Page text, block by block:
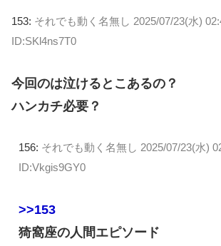
153: それでも動く名無し 2025/07/23(水)
ID:SKl4ns7T0
今回のは泣けるとこあるの？
ハンカチ必要？
156: それでも動く名無し 2025/07/23(水)
ID:Vkgis9GY0
>>153
猗窩座の人間エピソード